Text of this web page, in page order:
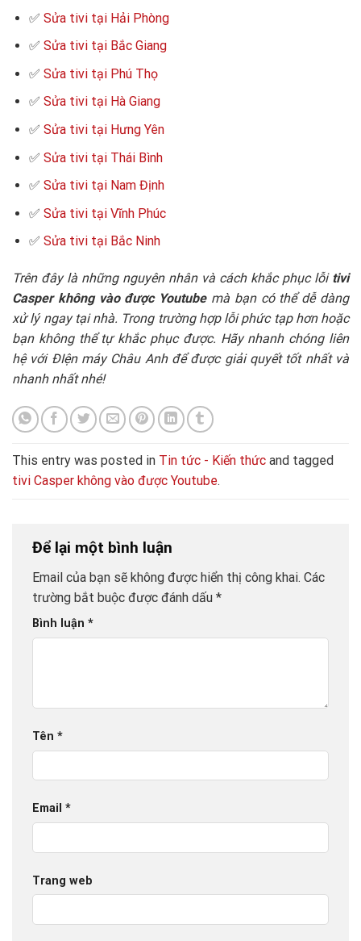
✅ Sửa tivi tại Hải Phòng
✅ Sửa tivi tại Bắc Giang
✅ Sửa tivi tại Phú Thọ
✅ Sửa tivi tại Hà Giang
✅ Sửa tivi tại Hưng Yên
✅ Sửa tivi tại Thái Bình
✅ Sửa tivi tại Nam Định
✅ Sửa tivi tại Vĩnh Phúc
✅ Sửa tivi tại Bắc Ninh
Trên đây là những nguyên nhân và cách khắc phục lỗi tivi
Casper không vào được Youtubemà bạn có thể dễ dàng
xử lý ngay tại nhà. Trong trường hợp lỗi phức tạp hơn hoặc
bạn không thể tự khắc phục được. Hãy nhanh chóng liên
hệ với ĐIện máy Châu Anh để được giải quyết tốt nhất và
nhanh nhất nhé!
This entry was posted in Tin tức - Kiến thức and tagged
tivi Casper không vào được Youtube.
Để lại một bình luận
Email của bạn sẽ không được hiển thị công khai. Các
trường bắt buộc được đánh dấu *
Bình luận *
Tên *
Email *
Trang web